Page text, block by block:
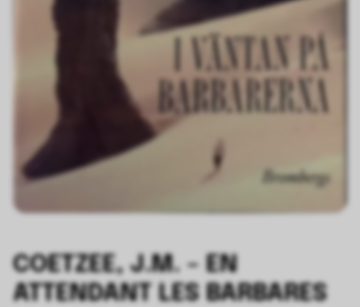
COETZEE, J.M. – EN
ATTENDANT LES BARBARES